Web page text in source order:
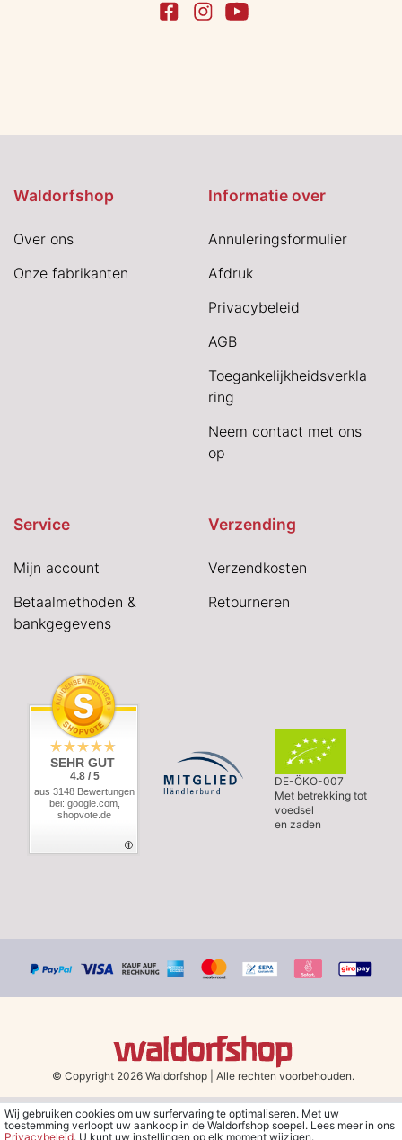
Waldorfshop
Over ons
Onze fabrikanten
Informatie over
Annuleringsformulier
Afdruk
Privacybeleid
AGB
Toegankelijkheidsverkla
ring
Neem contact met ons
op
Service
Mijn account
Betaalmethoden &
bankgegevens
Verzending
Verzendkosten
Retourneren
SEHR GUT
4.8 / 5
aus 3148 Bewertungen
bei: google.com,
shopvote.de
DE-ÖKO-007
Met betrekking tot
voedsel
en zaden
© Copyright 2026 Waldorfshop Alle rechten voorbehouden.
*Gratis verzending in Nederland en België vanaf 79 euro bij het
kiezen van de verzendmethode "DHL - Besparing op
Wij gebruiken cookies om uw surfervaring te optimaliseren. Met uw
toestemming verloopt uw aankoop in de Waldorfshop soepel. Lees meer in ons
Privacybeleid. U kunt uw instellingen op elk moment wijzigen.